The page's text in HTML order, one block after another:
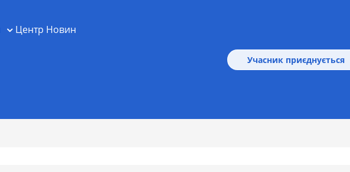
Центр Новин
Учасник приєднується